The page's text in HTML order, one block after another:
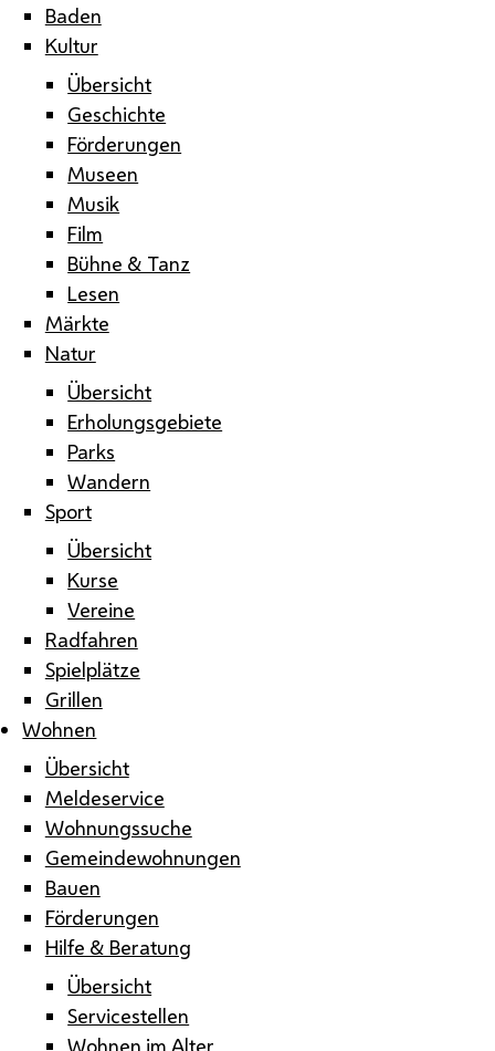
Baden
Kultur
Übersicht
Geschichte
Förderungen
Museen
Musik
Film
Bühne & Tanz
Lesen
Märkte
Natur
Übersicht
Erholungsgebiete
Parks
Wandern
Sport
Übersicht
Kurse
Vereine
Radfahren
Spielplätze
Grillen
Wohnen
Übersicht
Meldeservice
Wohnungssuche
Gemeindewohnungen
Bauen
Förderungen
Hilfe & Beratung
Übersicht
Servicestellen
Wohnen im Alter